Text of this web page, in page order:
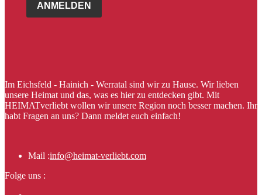
ANMELDEN
Im Eichsfeld - Hainich - Werratal sind wir zu Hause. Wir lieben
unsere Heimat und das, was es hier zu entdecken gibt. Mit
HEIMATverliebt wollen wir unsere Region noch besser machen. Ihr
habt Fragen an uns? Dann meldet euch einfach!
Mail :info@heimat-verliebt.com
Folge uns :